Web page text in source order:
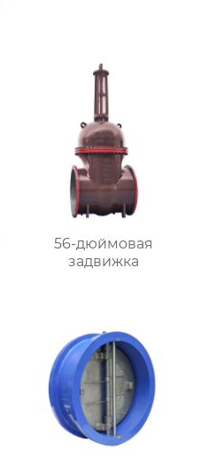
56-дюймовая
задвижка